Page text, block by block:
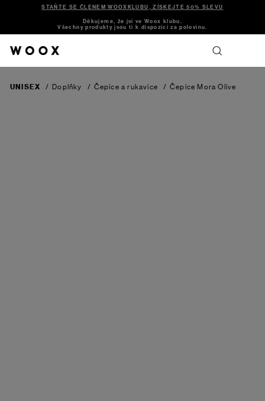
STAŇTE SE ČLENEM WOOXKLUBU, ZÍSKEJTE 50% SLEVU
Děkujeme, že jsi ve Woox klubu.
Všechny produkty jsou ti k dispozici za polovinu.
UNISEX / Doplňky / Čepice a rukavice / Čepice MoraOlive